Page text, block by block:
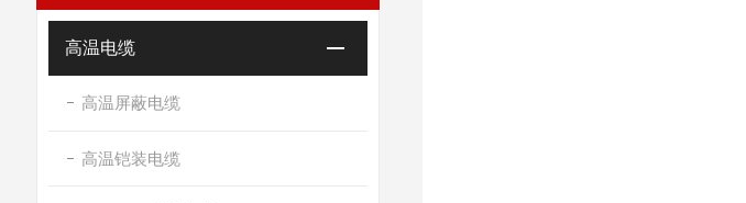
高温电缆
高温屏蔽电缆
高温铠装电缆